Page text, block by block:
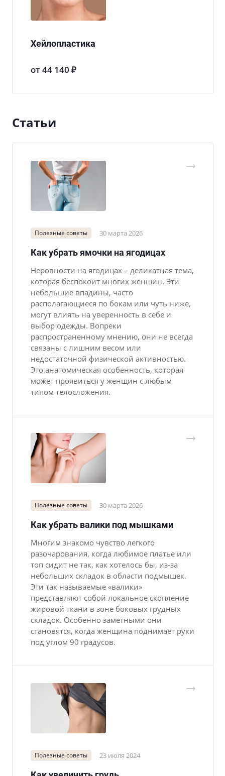
Хейлопластика
от 44 140 ₽
Статьи
Полезные советы 30 марта 2026
Как убрать ямочки на ягодицах
Неровности на ягодицах – деликатная тема,
которая беспокоит многих женщин. Эти
небольшие впадины, часто
располагающиеся по бокам или чуть ниже,
могут влиять на уверенность в себе и
выбор одежды. Вопреки
распространенному мнению, они не всегда
связаны с лишним весом или
недостаточной физической активностью.
Это анатомическая особенность, которая
может проявиться у женщин с любым
типом телосложения.
Полезные советы 30 марта 2026
Как убрать валики под мышками
Многим знакомо чувство легкого
разочарования, когда любимое платье или
топ сидит не так, как хотелось бы, из-за
небольших складок в области подмышек.
Эти так называемые «валики»
представляют собой локальное скопление
жировой ткани в зоне боковых грудных
складок. Особенно заметными они
становятся, когда женщина поднимает руки
под углом 90 градусов.
Полезные советы 23 июля 2024